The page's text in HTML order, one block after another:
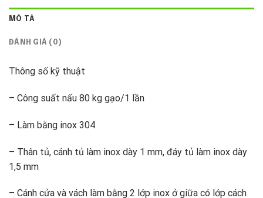
MÔ TẢ
ĐÁNH GIÁ (0)
Thông số kỹ thuật
– Công suất nấu 80 kg gạo/1 lần
– Làm bằng inox 304
– Thân tủ, cánh tủ làm inox dày 1 mm, đáy tủ làm inox dày
1,5 mm
– Cánh cửa và vách làm bằng 2 lớp inox ở giữa có lớp cách